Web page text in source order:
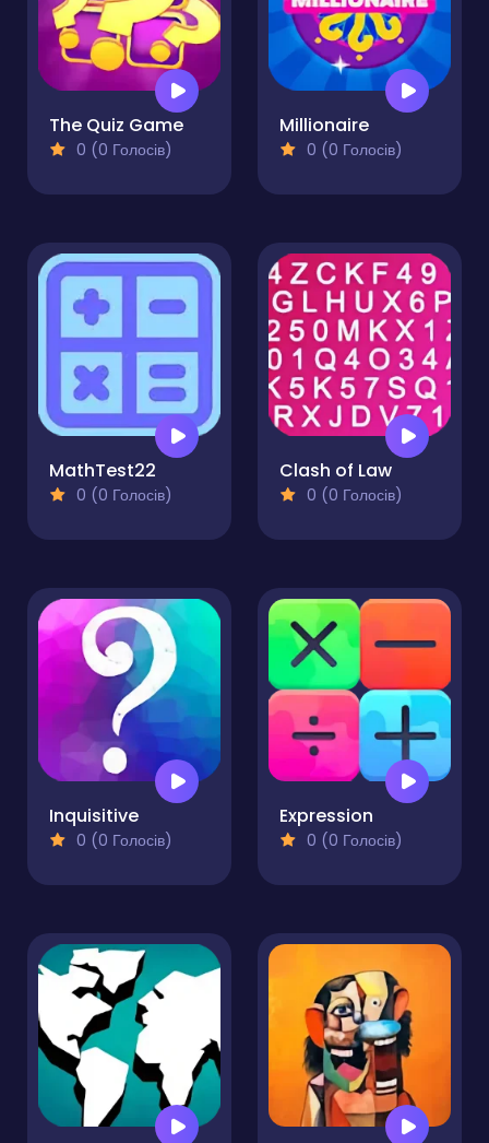
The Quiz Game
0 (0 Голосів)
Millionaire
0 (0 Голосів)
MathTest22
0 (0 Голосів)
Clash of Law
0 (0 Голосів)
Inquisitive
0 (0 Голосів)
Expression
0 (0 Голосів)